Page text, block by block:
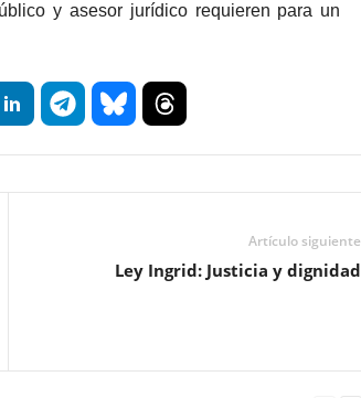
y asesor jurídico requieren para un
Artículo siguiente
Ley Ingrid: Justicia y dignidad